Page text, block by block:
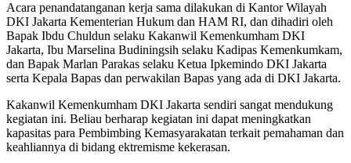
Acara penandatanganan kerja sama dilakukan di Kantor Wilayah
DKI Jakarta Kementerian Hukum dan HAM RI, dan dihadiri oleh
Bapak Ibdu Chuldun selaku Kakanwil Kemenkumham DKI
Jakarta, Ibu Marselina Budiningsih selaku Kadipas Kemenkumkam,
dan Bapak Marlan Parakas selaku Ketua Ipkemindo DKI Jakarta
serta Kepala Bapas dan perwakilan Bapas yang ada di DKI Jakarta.
Kakanwil Kemenkumham DKI Jakarta sendiri sangat mendukung
kegiatan ini. Beliau berharap kegiatan ini dapat meningkatkan
kapasitas para Pembimbing Kemasyarakatan terkait pemahaman dan
keahliannya di bidang ektremisme kekerasan.